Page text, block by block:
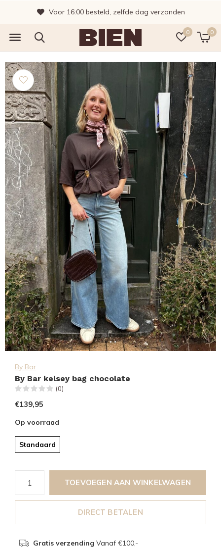
0 0
Voor 16:00 besteld, zelfde dag verzonden
By Bar
By Bar kelsey bag chocolate
(0)
€139,95
Op voorraad
Standaard
TOEVOEGEN AAN WINKELWAGEN
DIRECT BETALEN
Gratis verzending Vanaf €100,-